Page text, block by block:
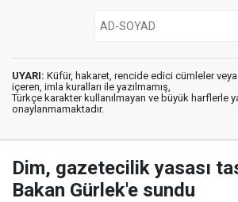
UYARI: Küfür, hakaret, rencide edici cümleler veya
içeren, imla kuralları ile yazılmamış,
Türkçe karakter kullanılmayan ve büyük harflerle
onaylanmamaktadır.
Dim, gazetecilik yasası
Bakan Gürlek'e sundu